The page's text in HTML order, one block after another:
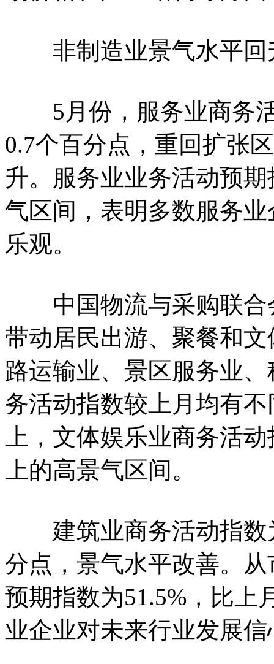
非制造业景气水平回
5月份，服务业商务活
0.7个百分点，重回扩张
升。服务业业务活动预
气区间，表明多数服务
乐观。
中国物流与采购联合
带动居民出游、聚餐和
路运输业、景区服务业
务活动指数较上月均有
上，文体娱乐业商务活
上的高景气区间。
建筑业商务活动指数
分点，景气水平改善。
预期指数为51.5%，比上
业企业对未来行业发展